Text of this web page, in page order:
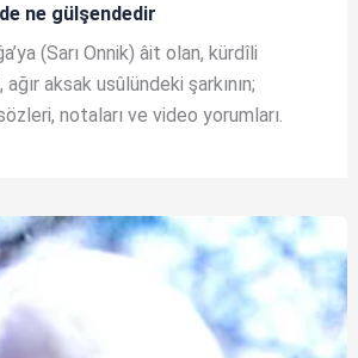
ne gülşendedir
(Sarı Onnik) âit olan, kürdîli
aksak usûlündeki şarkının;
notaları ve video yorumları.